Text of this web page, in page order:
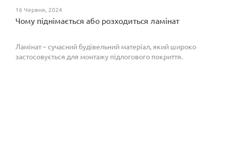
16 Червня, 2024
Чому піднімається або розходиться ламінат
Ламінат – сучасний будівельний матеріал, який широко
застосовується для монтажу підлогового покриття.